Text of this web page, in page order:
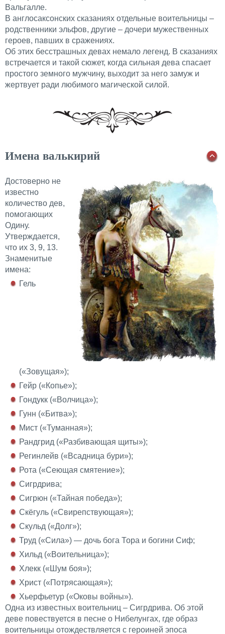
Вальгалле.
В англосаксонских сказаниях отдельные воительницы –
родственники эльфов, другие – дочери мужественных
героев, павших в сражениях.
Об этих бесстрашных девах немало легенд. В сказаниях
встречается и такой сюжет, когда сильная дева спасает
простого земного мужчину, выходит за него замуж и
жертвует ради любимого магической силой.
Имена валькирий
Достоверно не
известно
количество дев,
помогающих
Одину.
Утверждается,
что их 3, 9, 13.
Знаменитые
имена:
Гель
(«Зовущая»);
Гейр («Копье»);
Гондукк («Волчица»);
Гунн («Битва»);
Мист («Туманная»);
Рандгрид («Разбивающая щиты»);
Регинлейв («Всадница бури»);
Рота («Сеющая смятение»);
Сигрдрива;
Сигрюн («Тайная победа»);
Скёгуль («Свирепствующая»);
Скульд («Долг»);
Труд («Сила») — дочь бога Тора и богини Сиф;
Хильд («Воительница»);
Хлекк («Шум боя»);
Христ («Потрясающая»);
Хьерфьетур («Оковы войны»).
Одна из известных воительниц – Сигрдрива. Об этой
деве повествуется в песне о Нибелунгах, где образ
воительницы отождествляется с героиней эпоса